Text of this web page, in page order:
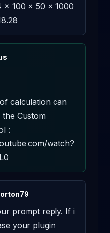
x 100 x 50 x 1000
calculation can
the Custom
:
watch?
prompt reply. If i
your plugin